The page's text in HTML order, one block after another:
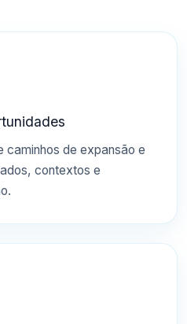
caminhos de expansão e
contextos e